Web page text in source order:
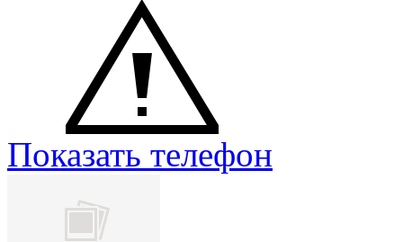
Показать телефон